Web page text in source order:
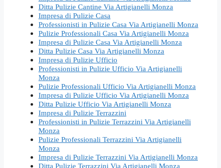
Ditta Pulizie Cantine Via Artigianelli Monza
Impresa di Pulizie Casa
Professionisti in Pulizie Casa Via Artigianelli Monza
Pulizie Professionali Casa Via Artigianelli Monza
Impresa di Pulizie Casa Via Artigianelli Monza
Ditta Pulizie Casa Via Artigianelli Monza
Impresa di Pulizie Ufficio
Professionisti in Pulizie Ufficio Via Artigianelli
Monza
Pulizie Professionali Ufficio Via Artigianelli Monza
Impresa di Pulizie Ufficio Via Artigianelli Monza
Ditta Pulizie Ufficio Via Artigianelli Monza
Impresa di Pulizie Terrazzini
Professionisti in Pulizie Terrazzini Via Artigianelli
Monza
Pulizie Professionali Terrazzini Via Artigianelli
Monza
Impresa di Pulizie Terrazzini Via Artigianelli Monza
Ditta Pulizie Terrazzini Via Artigianelli Monza